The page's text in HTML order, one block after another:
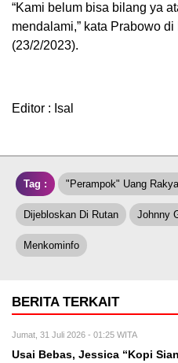
“Kami belum bisa bilang ya
mendalami,” kata Prabowo
(23/2/2023).
Editor : Isal
Tag : "Perampok" Uang
Dijebloskan Di Rutan Johnny
Menkominfo
BERITA TERKAIT
Jumat, 31 Juli 2026 - 01:25 WITA
Usai Bebas, Jessica “Kopi